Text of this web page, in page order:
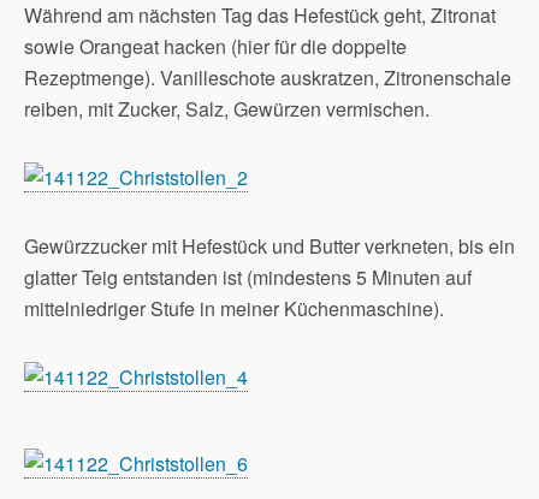
Während am nächsten Tag das Hefestück geht, Zitronat
sowie Orangeat hacken (hier für die doppelte
Rezeptmenge). Vanilleschote auskratzen, Zitronenschale
reiben, mit Zucker, Salz, Gewürzen vermischen.
Gewürzzucker mit Hefestück und Butter verkneten, bis ein
glatter Teig entstanden ist (mindestens 5 Minuten auf
mittelniedriger Stufe in meiner Küchenmaschine).